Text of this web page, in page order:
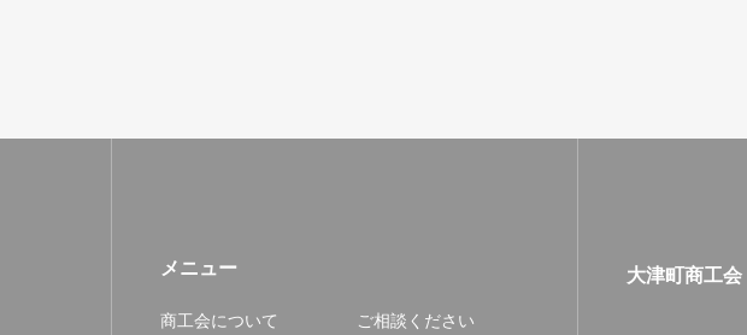
メニュー
商工会について ご相談ください
大津町商工会